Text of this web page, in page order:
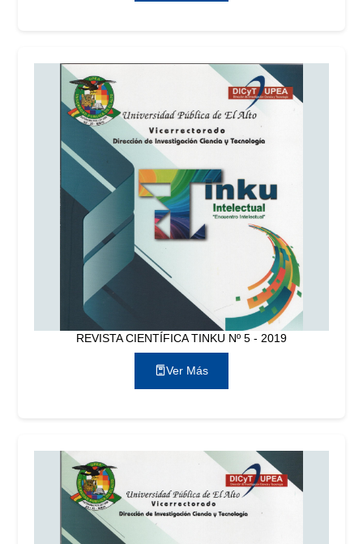
REVISTA CIENTÍFICA TINKU Nº 5 - 2019
Ver Más